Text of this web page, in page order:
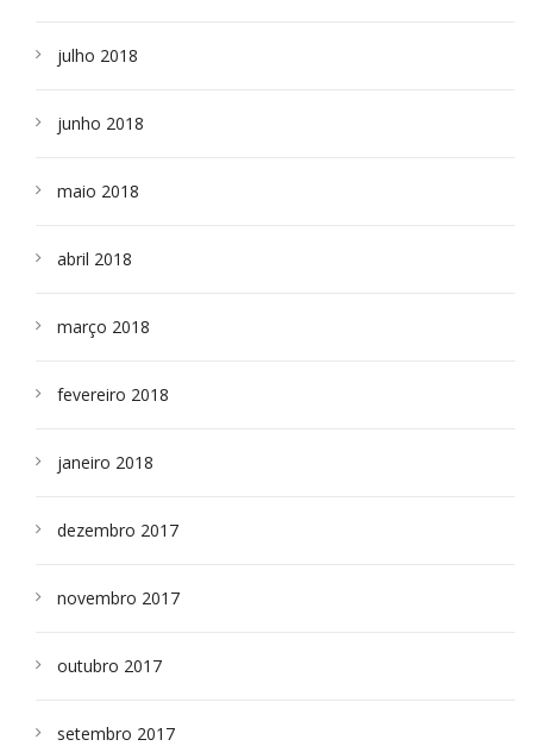
julho 2018
junho 2018
maio 2018
abril 2018
março 2018
fevereiro 2018
janeiro 2018
dezembro 2017
novembro 2017
outubro 2017
setembro 2017